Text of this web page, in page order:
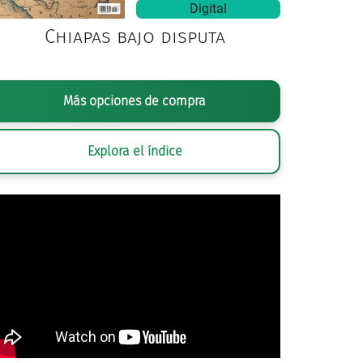
Digital
Chiapas bajo disputa
Más opciones de compra
Explora el índice